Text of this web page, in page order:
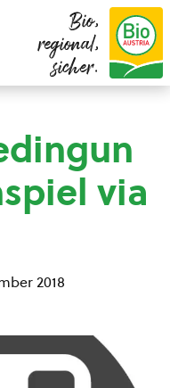
Bio,
regional,
sicher.
via
2018